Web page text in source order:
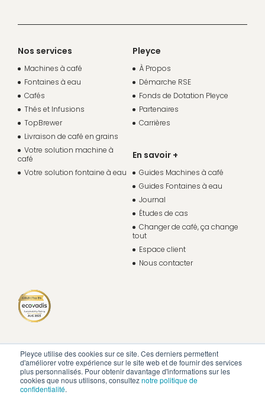
Pleyce utilise des cookies sur ce site. Ces derniers permettent
d'améliorer votre expérience sur le site web et de fournir des services
plus personnalisés. Pour obtenir davantage d'informations sur les
cookies que nous utilisons, consulteznotre politique de
confidentialité.
Nos services
Machines à café
Fontaines à eau
Cafés
Thés et Infusions
TopBrewer
Livraison de café en grains
Votre solution machine à
café
Votre solution fontaine à eau
Pleyce
À Propos
Démarche RSE
Fonds de Dotation Pleyce
Partenaires
Carrières
En savoir +
Guides Machines à café
Guides Fontaines à eau
Journal
Études de cas
Changer de café, ça change
tout
Espace client
Nous contacter